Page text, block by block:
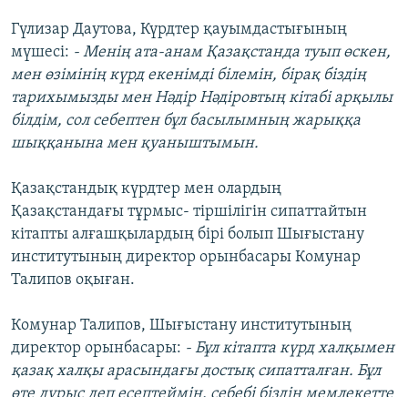
Гүлизар Даутова, Күрдтер қауымдастығының
мүшесі: - Менің ата-анам Қазақстанда туып өскен,
мен өзімінің күрд екенімді білемін, бірақ біздің
тарихымызды мен Нәдір Нәдіровтың кітабі арқылы
білдім, сол себептен бұл басылымның жарыққа
шыққанына мен қуаныштымын.
Қазақстандық күрдтер мен олардың
Қазақстандағы тұрмыс- тіршілігін сипаттайтын
кітапты алғашқылардың бірі болып Шығыстану
институтының директор орынбасары Комунар
Талипов оқыған.
Комунар Талипов, Шығыстану институтының
директор орынбасары: - Бұл кітапта күрд халқымен
қазақ халқы арасындағы достық сипатталған. Бұл